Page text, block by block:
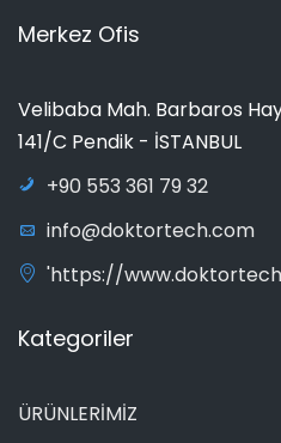
Merkez Ofis
Velibaba Mah. Barbaros
141/C Pendik - İSTANBUL
+90 553 361 79 32
info@doktortech.com
'https://
Kategoriler
ÜRÜNLERİMİZ